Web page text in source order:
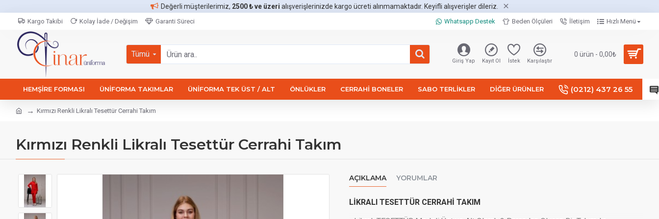
Değerli müşterilerimiz, 2500 ₺ ve üzeri alışverişlerinizde kargo ücreti alınmamaktadır. Keyifli alışverişler dileriz.
Kargo Takibi Kolay İade / Değişim Garanti Süreci Whatsapp Destek Beden Ölçüleri İletişim Hızlı Menü
Tümü
Giriş Yap Kayıt Ol İstek Karşılaştır
0 ürün - 0,00₺
HEMŞIRE FORMASI ÜNIFORMA TAKIMLAR ÜNIFORMA TEK ÜST / ALT ÖNLÜKLER CERRAHI BONELER SABO TERLIKLER DIĞER ÜRÜNLER (0212) 437 26 55
Kırmızı Renkli Likralı Tesettür Cerrahi Takım
Kırmızı Renkli Likralı Tesettür Cerrahi Takım
AÇIKLAMA YORUMLAR
LİKRALI TESETTÜR CERRAHİ TAKIM